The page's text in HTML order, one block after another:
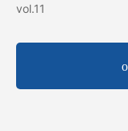
vol.11